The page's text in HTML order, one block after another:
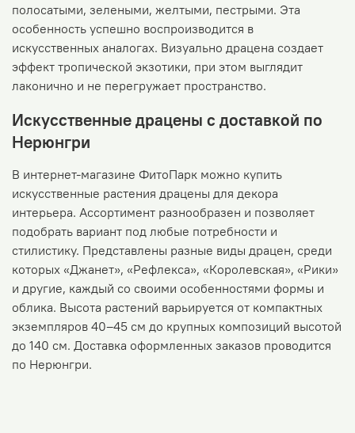
полосатыми, зелеными, желтыми, пестрыми. Эта
особенность успешно воспроизводится в
искусственных аналогах. Визуально драцена создает
эффект тропической экзотики, при этом выглядит
лаконично и не перегружает пространство.
Искусственные драцены с доставкой по
Нерюнгри
В интернет-магазине ФитоПарк можно купить
искусственные растения драцены для декора
интерьера. Ассортимент разнообразен и позволяет
подобрать вариант под любые потребности и
стилистику. Представлены разные виды драцен, среди
которых «Джанет», «Рефлекса», «Королевская», «Рики»
и другие, каждый со своими особенностями формы и
облика. Высота растений варьируется от компактных
экземпляров 40–45 см до крупных композиций высотой
до 140 см. Доставка оформленных заказов проводится
по Нерюнгри.